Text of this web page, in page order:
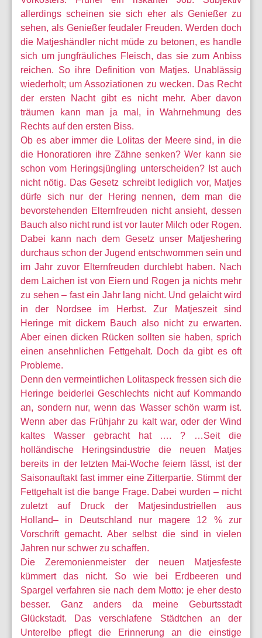
allerdings scheinen sie sich eher als Genießer zu
sehen, als Genießer feudaler Freuden. Werden doch
die Matjeshändler nicht müde zu betonen, es handle
sich um jungfräuliches Fleisch, das sie zum Anbiss
reichen. So ihre Definition von Matjes. Unablässig
wiederholt; um Assoziationen zu wecken. Das Recht
der ersten Nacht gibt es nicht mehr. Aber davon
träumen kann man ja mal, in Wahrnehmung des
Rechts auf den ersten Biss.
Ob es aber immer die Lolitas der Meere sind, in die
die Honoratioren ihre Zähne senken? Wer kann sie
schon vom Heringsjüngling unterscheiden? Ist auch
nicht nötig. Das Gesetz schreibt lediglich vor, Matjes
dürfe sich nur der Hering nennen, dem man die
bevorstehenden Elternfreuden nicht ansieht, dessen
Bauch also nicht rund ist vor lauter Milch oder Rogen.
Dabei kann nach dem Gesetz unser Matjeshering
durchaus schon der Jugend entschwommen sein und
im Jahr zuvor Elternfreuden durchlebt haben. Nach
dem Laichen ist von Eiern und Rogen ja nichts mehr
zu sehen – fast ein Jahr lang nicht. Und gelaicht wird
in der Nordsee im Herbst. Zur Matjeszeit sind
Heringe mit dickem Bauch also nicht zu erwarten.
Aber einen dicken Rücken sollten sie haben, sprich
einen ansehnlichen Fettgehalt. Doch da gibt es oft
Probleme.
Denn den vermeintlichen Lolitaspeck fressen sich die
Heringe beiderlei Geschlechts nicht auf Kommando
an, sondern nur, wenn das Wasser schön warm ist.
Wenn aber das Frühjahr zu kalt war, oder der Wind
kaltes Wasser gebracht hat …. ? …Seit die
holländische Heringsindustrie die neuen Matjes
bereits in der letzten Mai-Woche feiern lässt, ist der
Saisonauftakt fast immer eine Zitterpartie. Stimmt der
Fettgehalt ist die bange Frage. Dabei wurden – nicht
zuletzt auf Druck der Matjesindustriellen aus
Holland– in Deutschland nur magere 12 % zur
Vorschrift gemacht. Aber selbst die sind in vielen
Jahren nur schwer zu schaffen.
Die Zeremonienmeister der neuen Matjesfeste
kümmert das nicht. So wie bei Erdbeeren und
Spargel verfahren sie nach dem Motto: je eher desto
besser. Ganz anders da meine Geburtsstadt
Glückstadt. Das verschlafene Städtchen an der
Unterelbe pflegt die Erinnerung an die einstige